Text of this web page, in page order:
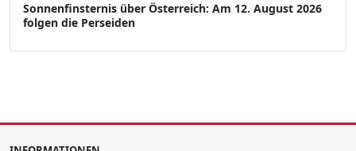
Sonnenfinsternis über Österreich: Am 12. August 2026
folgen die Perseiden